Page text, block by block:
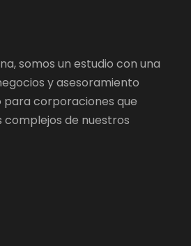
somos un estudio con una
y asesoramiento
corporaciones que
de nuestros